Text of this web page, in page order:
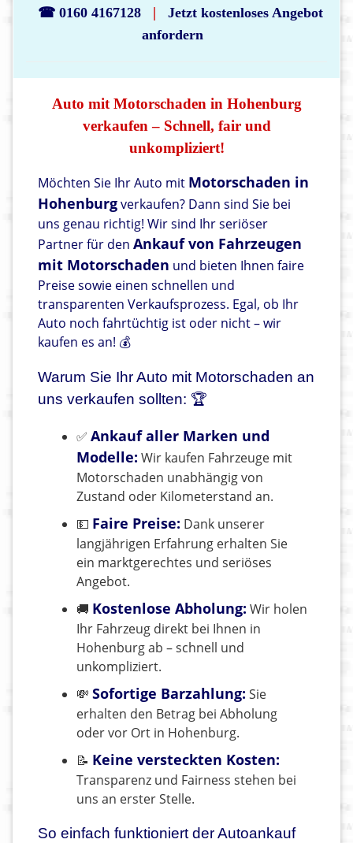
☎ 0160 4167128 |
Jetzt kostenloses Angebot
anfordern
Auto mit Motorschaden in Hohenburg
verkaufen – Schnell, fair und
unkompliziert!
Möchten Sie Ihr Auto mit Motorschaden in
Hohenburgverkaufen? Dann sind Sie bei
uns genau richtig! Wir sind Ihr seriöser
Partner für den Ankauf von Fahrzeugen
mit Motorschaden und bieten Ihnen faire
Preise sowie einen schnellen und
transparenten Verkaufsprozess. Egal, ob Ihr
Auto noch fahrtüchtig ist oder nicht – wir
kaufen es an! 💰
Warum Sie Ihr Auto mit Motorschaden an
uns verkaufen sollten: 🏆
✅ Ankauf aller Marken und
Modelle: Wir kaufen Fahrzeuge mit
Motorschaden unabhängig von
Zustand oder Kilometerstand an.
💵 Faire Preise: Dank unserer
langjährigen Erfahrung erhalten Sie
ein marktgerechtes und seriöses
Angebot.
🚚 Kostenlose Abholung: Wir holen
Ihr Fahrzeug direkt bei Ihnen in
Hohenburg ab – schnell und
unkompliziert.
💸 Sofortige Barzahlung: Sie
erhalten den Betrag bei Abholung
oder vor Ort in Hohenburg.
📝 Keine versteckten Kosten:
Transparenz und Fairness stehen bei
uns an erster Stelle.
So einfach funktioniert der Autoankauf